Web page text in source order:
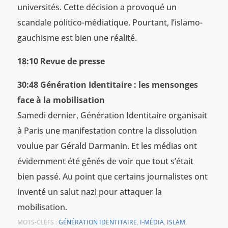
universités. Cette décision a provoqué un
scandale politico-médiatique. Pourtant, l’islamo-
gauchisme est bien une réalité.
18:10 Revue de presse
30:48 Génération Identitaire : les mensonges
face à la mobilisation
Samedi dernier, Génération Identitaire organisait
à Paris une manifestation contre la dissolution
voulue par Gérald Darmanin. Et les médias ont
évidemment été gênés de voir que tout s’était
bien passé. Au point que certains journalistes ont
inventé un salut nazi pour attaquer la
mobilisation.
MOTS-CLEFS : GÉNÉRATION IDENTITAIRE, I-MÉDIA, ISLAM,